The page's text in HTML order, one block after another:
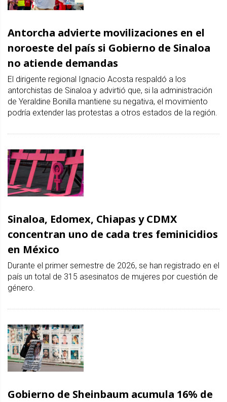
Antorcha advierte movilizaciones en el
noroeste del país si Gobierno de Sinaloa
no atiende demandas
El dirigente regional Ignacio Acosta respaldó a los
antorchistas de Sinaloa y advirtió que, si la administración
de Yeraldine Bonilla mantiene su negativa, el movimiento
podría extender las protestas a otros estados de la región.
Sinaloa, Edomex, Chiapas y CDMX
concentran uno de cada tres feminicidios
en México
Durante el primer semestre de 2026, se han registrado en el
país un total de 315 asesinatos de mujeres por cuestión de
género.
Gobierno de Sheinbaum acumula 16% de